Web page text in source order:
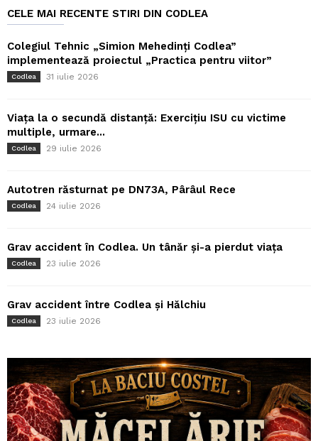
CELE MAI RECENTE STIRI DIN CODLEA
Colegiul Tehnic „Simion Mehedinți Codlea”
implementează proiectul „Practica pentru viitor”
Codlea 31 iulie 2026
Viața la o secundă distanță: Exercițiu ISU cu victime
multiple, urmare...
Codlea 29 iulie 2026
Autotren răsturnat pe DN73A, Pârâul Rece
Codlea 24 iulie 2026
Grav accident în Codlea. Un tânăr și-a pierdut viața
Codlea 23 iulie 2026
Grav accident între Codlea și Hălchiu
Codlea 23 iulie 2026